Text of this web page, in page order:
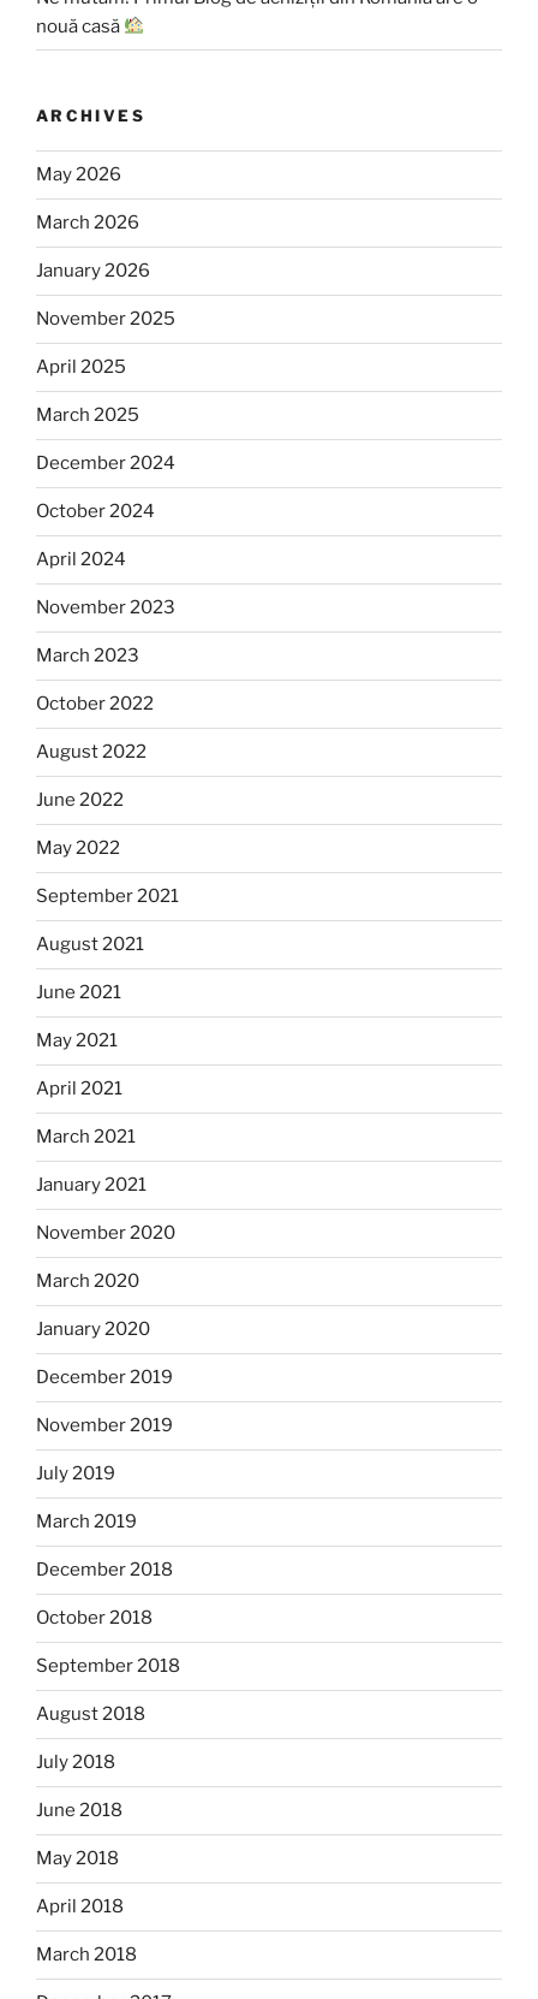
nouă casă
ARCHIVES
May 2026
March 2026
January 2026
November 2025
April 2025
March 2025
December 2024
October 2024
April 2024
November 2023
March 2023
October 2022
August 2022
June 2022
May 2022
September 2021
August 2021
June 2021
May 2021
April 2021
March 2021
January 2021
November 2020
March 2020
January 2020
December 2019
November 2019
July 2019
March 2019
December 2018
October 2018
September 2018
August 2018
July 2018
June 2018
May 2018
April 2018
March 2018